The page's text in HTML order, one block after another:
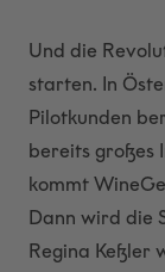
Und die
starten. In
Pilotkunden
bereits großes
kommt
Dann wird die
Regina Keßler